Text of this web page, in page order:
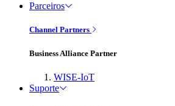
Parceiros
Channel Partners
Business Alliance Partner
WISE-IoT
Suporte